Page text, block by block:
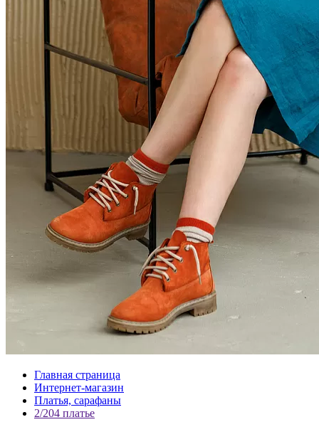
Главная страница
Интернет-магазин
Платья, сарафаны
2/204 платье